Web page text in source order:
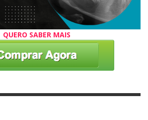
QUERO SABER MAIS